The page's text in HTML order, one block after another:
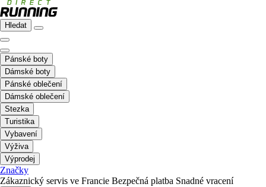
Hledat
Pánské boty
Dámské boty
Pánské oblečení
Dámské oblečení
Stezka
Turistika
Vybavení
Výživa
Výprodej
Značky
Zákaznický servis ve Francie Bezpečná platba Snadné vracení